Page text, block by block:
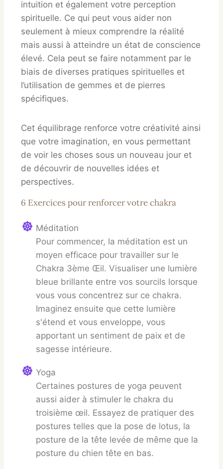
intuition et également votre perception
spirituelle. Ce qui peut vous aider non
seulement à mieux comprendre la réalité
mais aussi à atteindre un état de conscience
élevé. Cela peut se faire notamment par le
biais de diverses pratiques spirituelles et
l’utilisation de gemmes et de pierres
spécifiques.
Cet équilibrage renforce votre créativité ainsi
que votre imagination, en vous permettant
de voir les choses sous un nouveau jour et
de découvrir de nouvelles idées et
perspectives.
6 Exercices pour renforcer votre chakra
Méditation
Pour commencer, la méditation est un
moyen efficace pour travailler sur le
Chakra 3ème Œil. Visualiser une lumière
bleue brillante entre vos sourcils lorsque
vous vous concentrez sur ce chakra.
Imaginez ensuite que cette lumière
s'étend et vous enveloppe, vous
apportant un sentiment de paix et de
sagesse intérieure.
Yoga
Certaines postures de yoga peuvent
aussi aider à stimuler le chakra du
troisième œil. Essayez de pratiquer des
postures telles que la pose de lotus, la
posture de la tête levée de même que la
posture du chien tête en bas.